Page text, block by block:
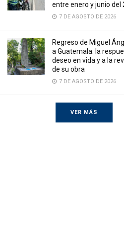
entre enero y junio del
7 DE AGOSTO DE 2026
Regreso de Miguel
a Guatemala: la
deseo en vida y a la
de su obra
7 DE AGOSTO DE 2026
VER MÁS